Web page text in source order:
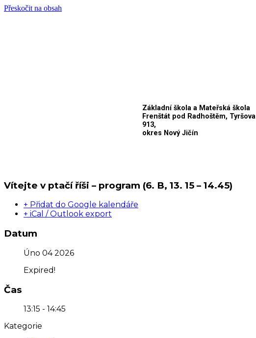
Přeskočit na obsah
Základní škola a Mateřská škola
Frenštát pod Radhoštěm, Tyršova
913,
okres Nový Jičín
Vítejte v ptačí říši – program (6. B, 13. 15 – 14.45)
+ Přidat do Google kalendáře
+ iCal / Outlook export
Datum
Úno 04 2026
Expired!
Čas
13:15 - 14:45
Kategorie